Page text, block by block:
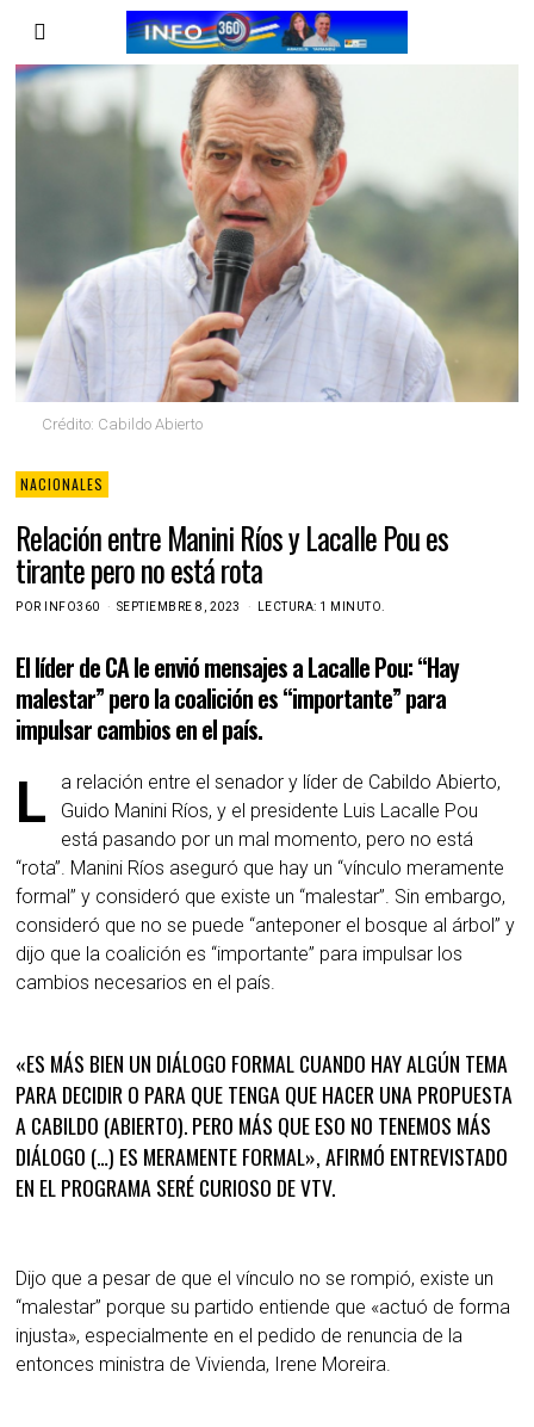
Crédito: Cabildo Abierto
NACIONALES
Relación entre Manini Ríos y Lacalle Pou es
tirante pero no está rota
POR INFO360 SEPTIEMBRE 8, 2023 LECTURA: 1 MINUTO.
El líder de CA le envió mensajes a Lacalle Pou: “Hay
malestar” pero la coalición es “importante” para
impulsar cambios en el país.
La relación entre el senador y líder de Cabildo Abierto,
Guido Manini Ríos, y el presidente Luis Lacalle Pou
está pasando por un mal momento, pero no está
“rota”. Manini Ríos aseguró que hay un “vínculo meramente
formal” y consideró que existe un “malestar”. Sin embargo,
consideró que no se puede “anteponer el bosque al árbol” y
dijo que la coalición es “importante” para impulsar los
cambios necesarios en el país.
«ES MÁS BIEN UN DIÁLOGO FORMAL CUANDO HAY ALGÚN TEMA
PARA DECIDIR O PARA QUE TENGA QUE HACER UNA PROPUESTA
A CABILDO (ABIERTO). PERO MÁS QUE ESO NO TENEMOS MÁS
DIÁLOGO (…) ES MERAMENTE FORMAL», AFIRMÓ ENTREVISTADO
EN EL PROGRAMA SERÉ CURIOSO DE VTV.
Dijo que a pesar de que el vínculo no se rompió, existe un
“malestar” porque su partido entiende que «actuó de forma
injusta», especialmente en el pedido de renuncia de la
entonces ministra de Vivienda, Irene Moreira.